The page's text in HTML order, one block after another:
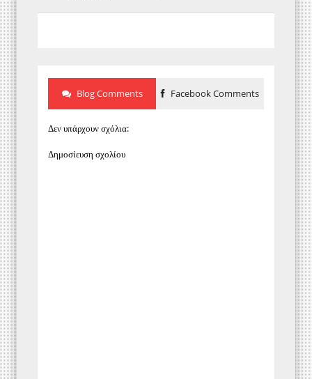
Blog Comments Facebook Comments
Δεν υπάρχουν σχόλια:
Δημοσίευση σχολίου